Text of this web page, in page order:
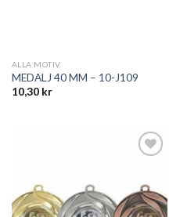
ALLA MOTIV
MEDALJ 40 MM – 10-J109
10,30 kr